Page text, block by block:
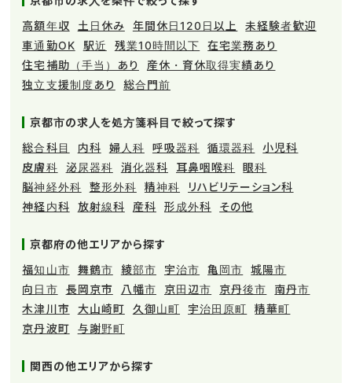
高額年収
土日休み 年間休日120日以上
未経験者歓迎
車通勤OK
駅近 残業10時間以下
在宅業務あり
住宅補助（手当）あり
産休・育休取得実績あり
独立支援制度あり
総合門前
京都市の求人を処方箋科目で絞って探す
総合科目
内科 婦人科 呼吸器科 循環器科
小児科
皮膚科
泌尿器科 消化器科 耳鼻咽喉科
眼科
脳神経外科
整形外科 精神科
リハビリテーション科
神経内科
放射線科 産科 形成外科 その他
京都府の他エリアから探す
福知山市
舞鶴市 綾部市 宇治市 亀岡市
城陽市
向日市
長岡京市 八幡市 京田辺市 京丹後市
南丹市
木津川市
大山崎町 久御山町 宇治田原町
精華町
京丹波町
与謝野町
関西の他エリアから探す